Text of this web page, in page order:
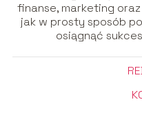
finanse, marketing
jak w prosty sposób
osiągnąć